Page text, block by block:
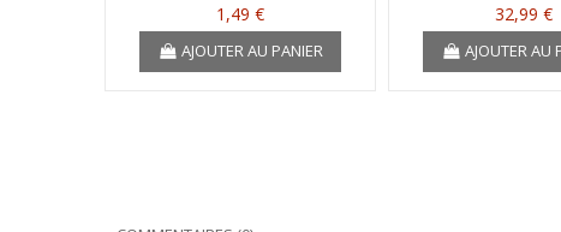
1,49 €
AJOUTER AU PANIER
32,99 €
AJOUTER AU